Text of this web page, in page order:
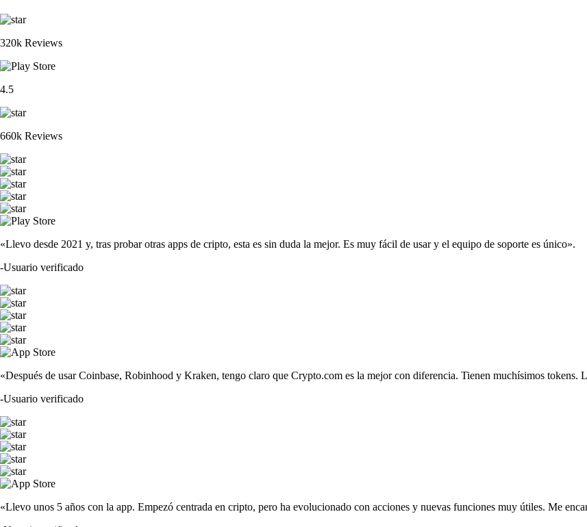
320k Reviews
4.5
660k Reviews
«Llevo desde 2021 y, tras probar otras apps de cripto, esta es sin duda la mejor. Es muy fácil de usar y el equipo de soporte es único».
-Usuario verificado
«Después de usar Coinbase, Robinhood y Kraken, tengo claro que Crypto.com es la mejor con diferencia. Tienen muchísimos
-Usuario verificado
«Llevo unos 5 años con la app. Empezó centrada en cripto, pero ha evolucionado con acciones y nuevas funciones muy útiles. Me